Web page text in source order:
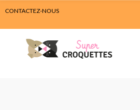
CONTACTEZ-NOUS